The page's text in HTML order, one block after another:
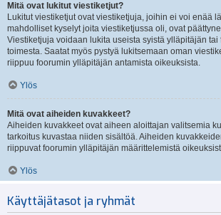
Mitä ovat lukitut viestiketjut?
Lukitut viestiketjut ovat viestiketjuja, joihin ei voi enää
mahdolliset kyselyt joita viestiketjussa oli, ovat
Viestiketjuja voidaan lukita useista syistä ylläpitäjän tai
toimesta. Saatat myös pystyä lukitsemaan oman
riippuu foorumin ylläpitäjän antamista oikeuksista.
Ylös
Mitä ovat aiheiden kuvakkeet?
Aiheiden kuvakkeet ovat aiheen aloittajan valitsemia
tarkoitus kuvastaa niiden sisältöä. Aiheiden
riippuvat foorumin ylläpitäjän määrittelemistä
Ylös
Käyttäjätasot ja ryhmät